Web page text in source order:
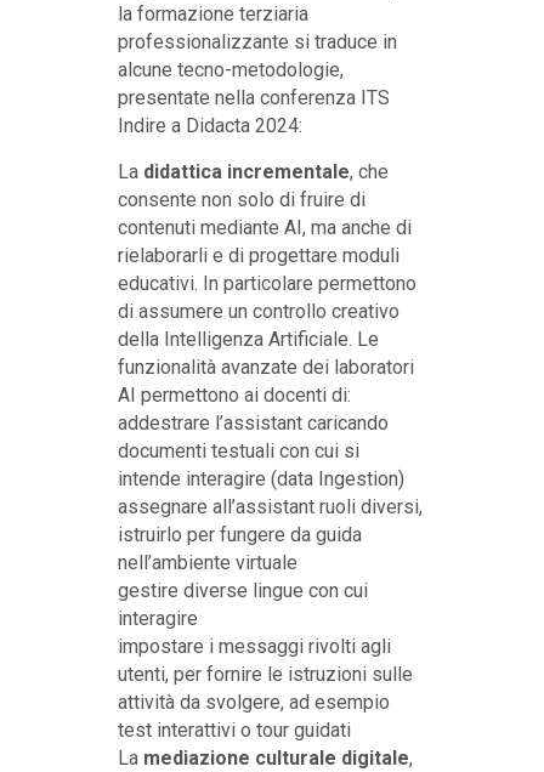
la formazione terziaria
professionalizzante si traduce in
alcune tecno-metodologie,
presentate nella conferenza ITS
Indire a Didacta 2024:
La didattica incrementale, che
consente non solo di fruire di
contenuti mediante AI, ma anche di
rielaborarli e di progettare moduli
educativi. In particolare permettono
di assumere un controllo creativo
della Intelligenza Artificiale. Le
funzionalità avanzate dei laboratori
AI permettono ai docenti di:
addestrare l’assistant caricando
documenti testuali con cui si
intende interagire (data Ingestion)
assegnare all’assistant ruoli diversi,
istruirlo per fungere da guida
nell’ambiente virtuale
gestire diverse lingue con cui
interagire
impostare i messaggi rivolti agli
utenti, per fornire le istruzioni sulle
attività da svolgere, ad esempio
test interattivi o tour guidati
La mediazione culturale digitale,